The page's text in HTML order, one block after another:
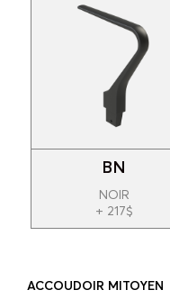
BN
NOIR
+ 217$
ACCOUDOIR MITOYEN